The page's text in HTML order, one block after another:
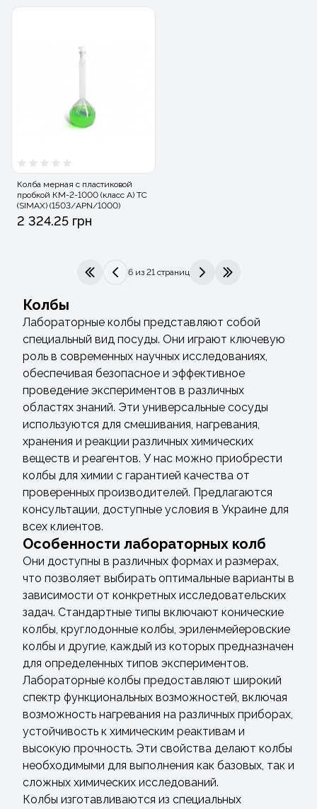
Колба мерная с пластиковой
пробкой КМ-2-1000 (класс А) ТС
(SIMAX) (1503/APN/1000)
2 324.25 грн
|< <
6 из 21 страниц
> >|
Колбы
Лабораторные колбы представляют собой
специальный вид посуды. Они играют ключевую
роль в современных научных исследованиях,
обеспечивая безопасное и эффективное
проведение экспериментов в различных
областях знаний. Эти универсальные сосуды
используются для смешивания, нагревания,
хранения и реакции различных химических
веществ и реагентов. У нас можно приобрести
колбы для химии с гарантией качества от
проверенных производителей. Предлагаются
консультации, доступные условия в Украине для
всех клиентов.
Особенности лабораторных колб
Они доступны в различных формах и размерах,
что позволяет выбирать оптимальные варианты в
зависимости от конкретных исследовательских
задач. Стандартные типы включают конические
колбы, круглодонные колбы, эриленмейеровские
колбы и другие, каждый из которых предназначен
для определенных типов экспериментов.
Лабораторные колбы предоставляют широкий
спектр функциональных возможностей, включая
возможность нагревания на различных приборах,
устойчивость к химическим реактивам и
высокую прочность. Эти свойства делают колбы
необходимыми для выполнения как базовых, так и
сложных химических исследований.
Колбы изготавливаются из специальных